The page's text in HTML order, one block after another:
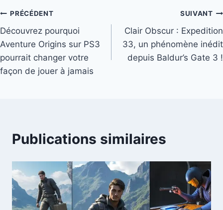
Navigation
de
l’article
PRÉCÉDENT
Découvrez pourquoi
Aventure Origins sur PS3
pourrait changer votre
façon de jouer à jamais
SUIVANT
Clair Obscur : Expedition
33, un phénomène inédit
depuis Baldur’s Gate 3 !
Publications similaires